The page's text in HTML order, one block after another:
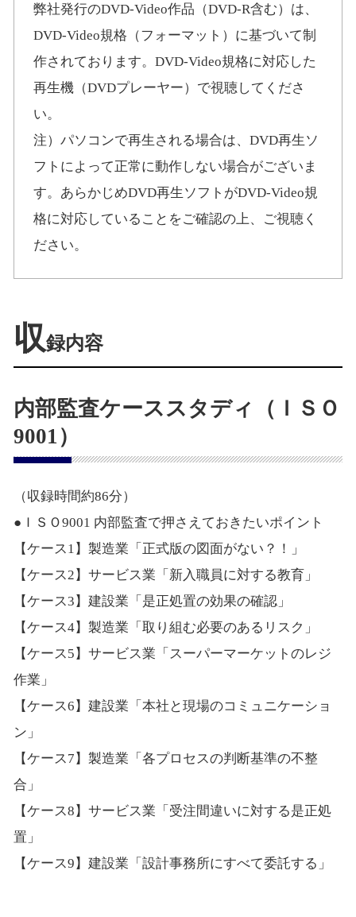
弊社発行のDVD-Video作品（DVD-R含む）は、
DVD-Video規格（フォーマット）に基づいて制
作されております。DVD-Video規格に対応した
再生機（DVDプレーヤー）で視聴してくださ
い。
注）パソコンで再生される場合は、DVD再生ソ
フトによって正常に動作しない場合がございま
す。あらかじめDVD再生ソフトがDVD-Video規
格に対応していることをご確認の上、ご視聴く
ださい。
収録内容
内部監査ケーススタディ（ＩＳＯ
9001）
（収録時間約86分）
●ＩＳＯ9001 内部監査で押さえておきたいポイント
【ケース1】製造業「正式版の図面がない？！」
【ケース2】サービス業「新入職員に対する教育」
【ケース3】建設業「是正処置の効果の確認」
【ケース4】製造業「取り組む必要のあるリスク」
【ケース5】サービス業「スーパーマーケットのレジ
作業」
【ケース6】建設業「本社と現場のコミュニケーショ
ン」
【ケース7】製造業「各プロセスの判断基準の不整
合」
【ケース8】サービス業「受注間違いに対する是正処
置」
【ケース9】建設業「設計事務所にすべて委託する」